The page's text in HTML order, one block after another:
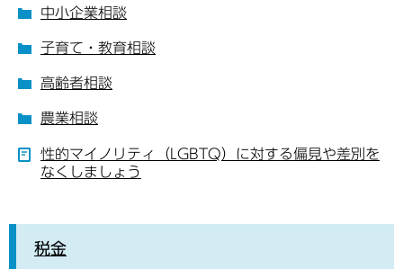
中小企業相談
子育て・教育相談
高齢者相談
農業相談
性的マイノリティ（LGBTQ）に対する偏見や差別を
なくしましょう
税金